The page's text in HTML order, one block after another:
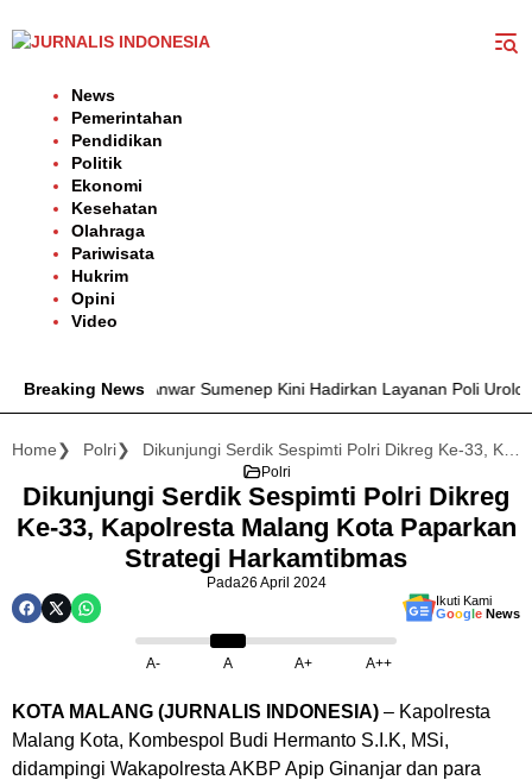
ke
News
Pemerintahan
Pendidikan
Politik
Ekonomi
Kesehatan
Olahraga
Pariwisata
Hukrim
Opini
Video
Breaking News
dr. H. Moh. Anwar Sumenep Kini Hadirkan Layanan Poli Urologi Bagi
Home Polri
Polri
Dikunjungi Serdik Sespimti Polri Dikreg
Ke-33, Kapolresta Malang Kota Paparkan
Strategi Harkamtibmas
Pada26 April 2024
Ikuti Kami
Google News
A- A A+ A++
KOTA MALANG (JURNALIS INDONESIA) – Kapolresta
Malang Kota, Kombespol Budi Hermanto S.I.K, MSi,
didampingi Wakapolresta AKBP Apip Ginanjar dan para